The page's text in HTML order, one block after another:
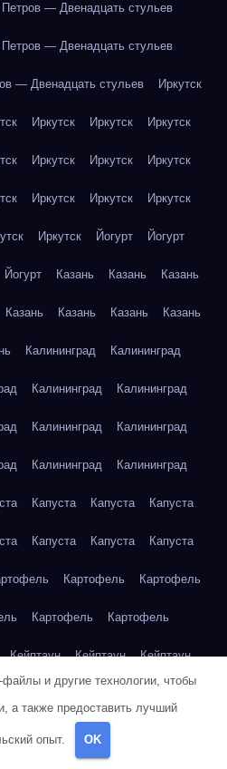
— Двенадцать стульев
— Двенадцать стульев
— Двенадцать стульев Иркутск
Иркутск Иркутск Иркутск
Иркутск Иркутск Иркутск
Иркутск Иркутск Иркутск
Иркутск Йогурт Йогурт
Йогурт Казань Казань Казань
Казань Казань Казань Казань
Калининград Калининград
Калининград Калининград
Калининград Калининград
Калининград Калининград
Капуста Капуста Капуста
Капуста Капуста Капуста
Картофель Картофель
Картофель Картофель
Кейптаун Кейптаун Кейптаун
Кейптаун Кейптаун
файлы и другие технологии, чтобы
а также предоставить лучший
опыт. OK